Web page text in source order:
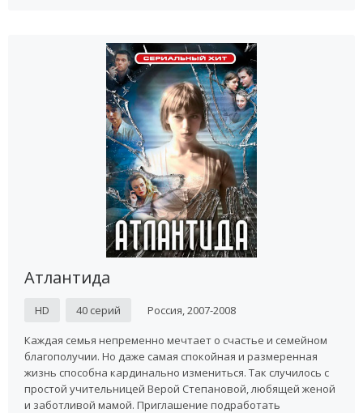
Атлантида
HD 40 серий Россия, 2007-2008
Каждая семья непременно мечтает о счастье и семейном
благополучии. Но даже самая спокойная и размеренная
жизнь способна кардинально измениться. Так случилось с
простой учительницей Верой Степановой, любящей женой
и заботливой мамой. Приглашение подработать